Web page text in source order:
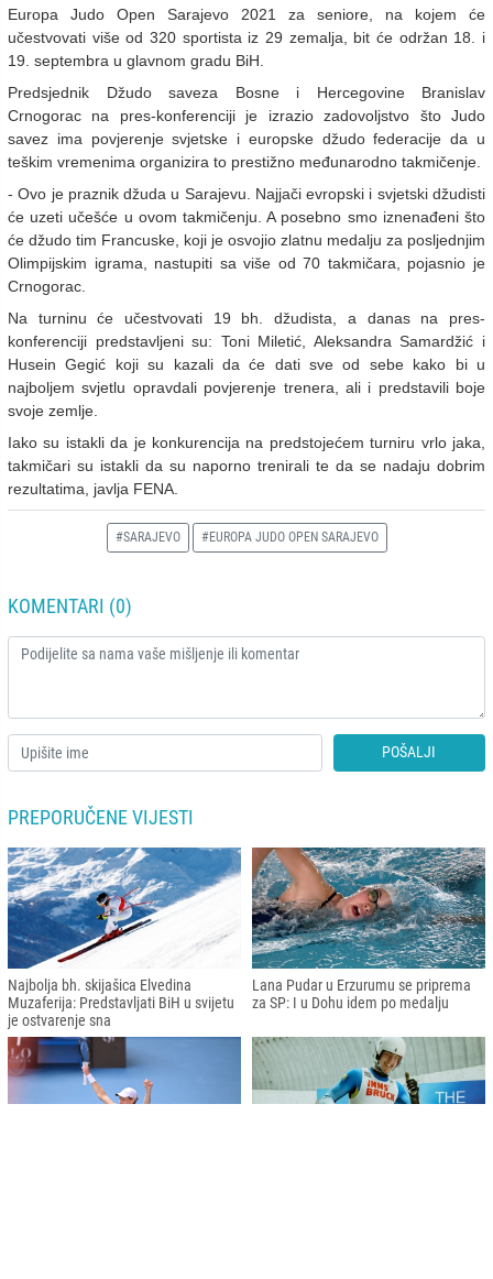
Europa Judo Open Sarajevo 2021 za seniore, na kojem će
učestvovati više od 320 sportista iz 29 zemalja, bit će održan 18. i
19. septembra u glavnom gradu BiH.
Predsjednik Džudo saveza Bosne i Hercegovine Branislav
Crnogorac na pres-konferenciji je izrazio zadovoljstvo što Judo
savez ima povjerenje svjetske i europske džudo federacije da u
teškim vremenima organizira to prestižno međunarodno takmičenje.
- Ovo je praznik džuda u Sarajevu. Najjači evropski i svjetski džudisti
će uzeti učešće u ovom takmičenju. A posebno smo iznenađeni što
će džudo tim Francuske, koji je osvojio zlatnu medalju za posljednjim
Olimpijskim igrama, nastupiti sa više od 70 takmičara, pojasnio je
Crnogorac.
Na turninu će učestvovati 19 bh. džudista, a danas na pres-
konferenciji predstavljeni su: Toni Miletić, Aleksandra Samardžić i
Husein Gegić koji su kazali da će dati sve od sebe kako bi u
najboljem svjetlu opravdali povjerenje trenera, ali i predstavili boje
svoje zemlje.
Iako su istakli da je konkurencija na predstojećem turniru vrlo jaka,
takmičari su istakli da su naporno trenirali te da se nadaju dobrim
rezultatima, javlja FENA.
#SARAJEVO #EUROPA JUDO OPEN SARAJEVO
KOMENTARI (0)
POŠALJI
PREPORUČENE VIJESTI
Najbolja bh. skijašica Elvedina
Muzaferija: Predstavljati BiH u svijetu
je ostvarenje sna
Lana Pudar u Erzurumu se priprema
za SP: I u Dohu idem po medalju